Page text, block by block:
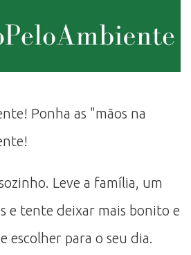
Ponha as "mãos na
Leve a família, um
e tente deixar mais bonito e
escolher para o seu dia.